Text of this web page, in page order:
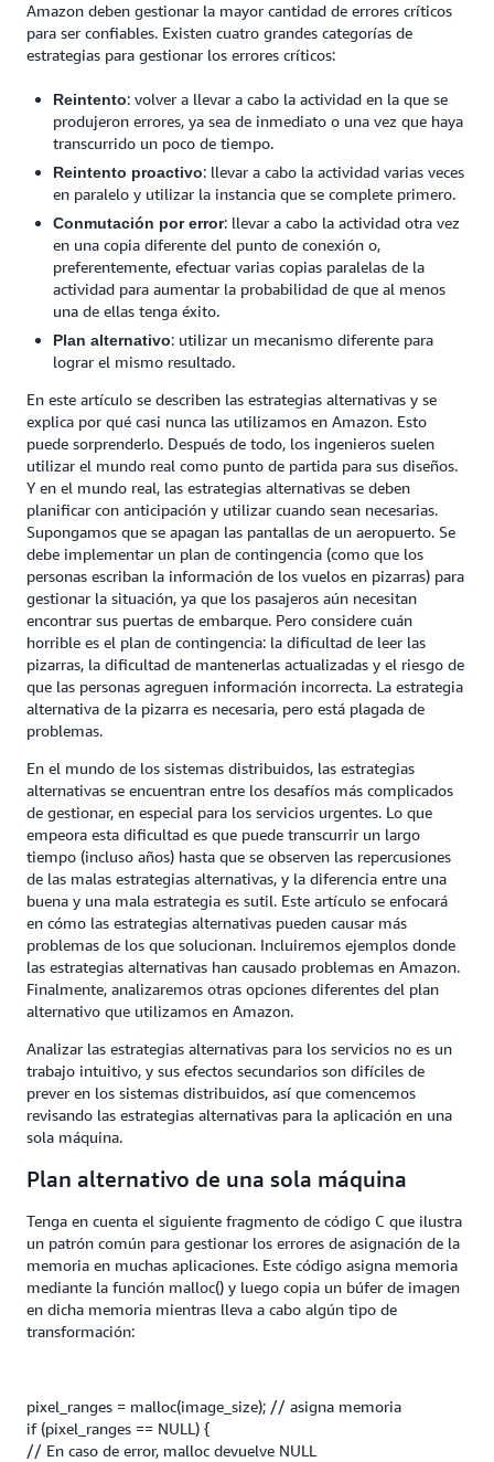
Amazon deben gestionar la mayor cantidad de errores críticos
para ser confiables. Existen cuatro grandes categorías de
estrategias para gestionar los errores críticos:
Reintento: volver a llevar a cabo la actividad en la que se
produjeron errores, ya sea de inmediato o una vez que haya
transcurrido un poco de tiempo.
Reintento proactivo: llevar a cabo la actividad varias veces
en paralelo y utilizar la instancia que se complete primero.
Conmutación por error: llevar a cabo la actividad otra vez
en una copia diferente del punto de conexión o,
preferentemente, efectuar varias copias paralelas de la
actividad para aumentar la probabilidad de que al menos
una de ellas tenga éxito.
Plan alternativo: utilizar un mecanismo diferente para
lograr el mismo resultado.
En este artículo se describen las estrategias alternativas y se
explica por qué casi nunca las utilizamos en Amazon. Esto
puede sorprenderlo. Después de todo, los ingenieros suelen
utilizar el mundo real como punto de partida para sus diseños.
Y en el mundo real, las estrategias alternativas se deben
planificar con anticipación y utilizar cuando sean necesarias.
Supongamos que se apagan las pantallas de un aeropuerto. Se
debe implementar un plan de contingencia (como que los
personas escriban la información de los vuelos en pizarras) para
gestionar la situación, ya que los pasajeros aún necesitan
encontrar sus puertas de embarque. Pero considere cuán
horrible es el plan de contingencia: la dificultad de leer las
pizarras, la dificultad de mantenerlas actualizadas y el riesgo de
que las personas agreguen información incorrecta. La estrategia
alternativa de la pizarra es necesaria, pero está plagada de
problemas.
En el mundo de los sistemas distribuidos, las estrategias
alternativas se encuentran entre los desafíos más complicados
de gestionar, en especial para los servicios urgentes. Lo que
empeora esta dificultad es que puede transcurrir un largo
tiempo (incluso años) hasta que se observen las repercusiones
de las malas estrategias alternativas, y la diferencia entre una
buena y una mala estrategia es sutil. Este artículo se enfocará
en cómo las estrategias alternativas pueden causar más
problemas de los que solucionan. Incluiremos ejemplos donde
las estrategias alternativas han causado problemas en Amazon.
Finalmente, analizaremos otras opciones diferentes del plan
alternativo que utilizamos en Amazon.
Analizar las estrategias alternativas para los servicios no es un
trabajo intuitivo, y sus efectos secundarios son difíciles de
prever en los sistemas distribuidos, así que comencemos
revisando las estrategias alternativas para la aplicación en una
sola máquina.
Plan alternativo de una sola máquina
Tenga en cuenta el siguiente fragmento de código C que ilustra
un patrón común para gestionar los errores de asignación de la
memoria en muchas aplicaciones. Este código asigna memoria
mediante la función malloc() y luego copia un búfer de imagen
en dicha memoria mientras lleva a cabo algún tipo de
transformación:
pixel_ranges = malloc(image_size); // asigna memoria
if (pixel_ranges == NULL) {
// En caso de error, malloc devuelve NULL